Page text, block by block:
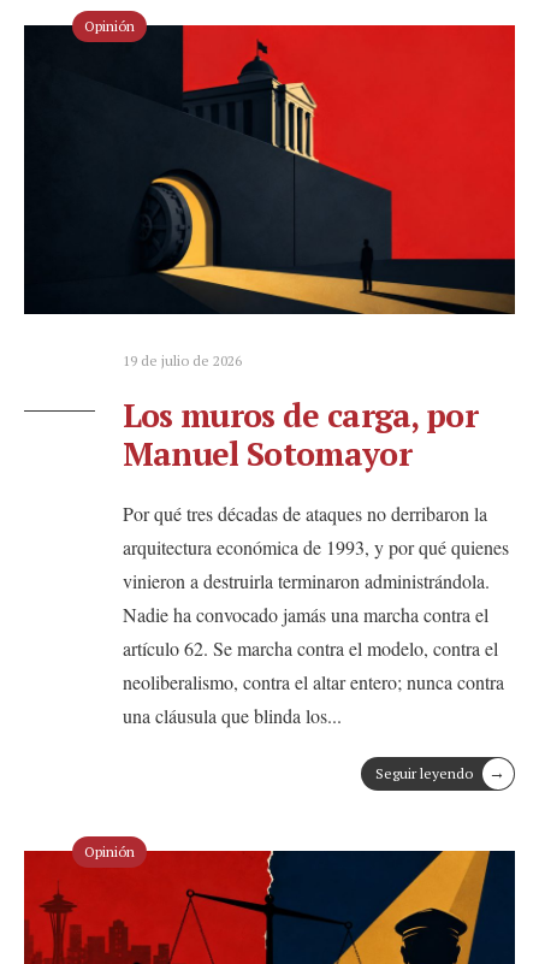
Opinión
19 de julio de 2026
Los muros de carga, por
Manuel Sotomayor
Por qué tres décadas de ataques no derribaron la
arquitectura económica de 1993, y por qué quienes
vinieron a destruirla terminaron administrándola.
Nadie ha convocado jamás una marcha contra el
artículo 62. Se marcha contra el modelo, contra el
neoliberalismo, contra el altar entero; nunca contra
una cláusula que blinda los...
Seguir leyendo →
Opinión